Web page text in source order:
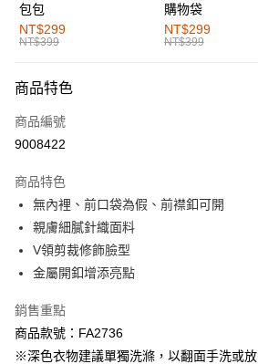
全家取貨付款
每筆NT$60，滿NT$1,000(含以上)免運費
付款後全家取貨
萊爾富取貨付款
付款後萊爾富取貨
每筆NT$60，滿NT$1,000(含以上)免運費
7-11取貨付款
每筆NT$60，滿NT$1,000(含以上)免運費
付款後7-11取貨
每筆NT$60，滿NT$1,000(含以上)免運費
包包
NT$299
NT$399
購物袋
NT$299
NT$399
商品特色
商品編號
9008422
商品特色
無內裡、前口袋為假、前襟釦可開
親膚細膩針織面料
V領剪裁修飾臉型
金屬開釦增添亮點
銷售重點
商品款號：FA2736
※深色衣物建議單獨洗滌，以翻面手洗或